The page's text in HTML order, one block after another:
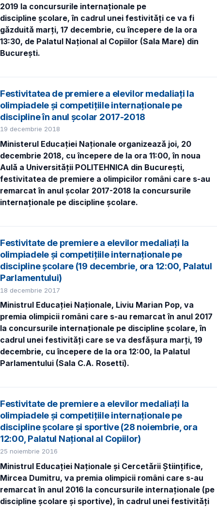
2019 la concursurile internaţionale pe
discipline școlare, în cadrul unei festivităţi ce va fi
găzduită marți, 17 decembrie, cu începere de la ora
13:30, de Palatul Național al Copiilor (Sala Mare) din
București.
Festivitatea de premiere a elevilor medaliaţi la
olimpiadele și competițiile internaţionale pe
discipline în anul școlar 2017-2018
19 decembrie 2018
Ministerul Educației Naționale organizează joi, 20
decembrie 2018, cu începere de la ora 11:00, în noua
Aulă a Universității POLITEHNICA din București,
festivitatea de premiere a olimpicilor români care s-au
remarcat în anul școlar 2017-2018 la concursurile
internaţionale pe discipline școlare.
Festivitate de premiere a elevilor medaliaţi la
olimpiadele și competițiile internaţionale pe
discipline școlare (19 decembrie, ora 12:00, Palatul
Parlamentului)
18 decembrie 2017
Ministrul Educaţiei Naționale, Liviu Marian Pop, va
premia olimpicii români care s-au remarcat în anul 2017
la concursurile internaţionale pe discipline școlare, în
cadrul unei festivităţi care se va desfășura marți, 19
decembrie, cu începere de la ora 12:00, la Palatul
Parlamentului (Sala C.A. Rosetti).
Festivitate de premiere a elevilor medaliaţi la
olimpiadele și competițiile internaţionale pe
discipline școlare și sportive (28 noiembrie, ora
12:00, Palatul Național al Copiilor)
25 noiembrie 2016
Ministrul Educaţiei Naționale şi Cercetării Ştiinţifice,
Mircea Dumitru, va premia olimpicii români care s-au
remarcat în anul 2016 la concursurile internaţionale (pe
discipline școlare și sportive), în cadrul unei festivităţi